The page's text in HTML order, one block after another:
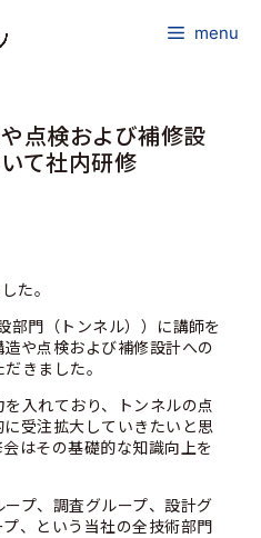
menu
点検および補修設
て社内研修
た。
部門（トンネル））に講師を
や点検および補修設計への
きました。
入れており、トンネルの点
受注拡大していきたいと思
はその基礎的な知識向上を
プ、調査グループ、設計グ
、という当社の全技術部門